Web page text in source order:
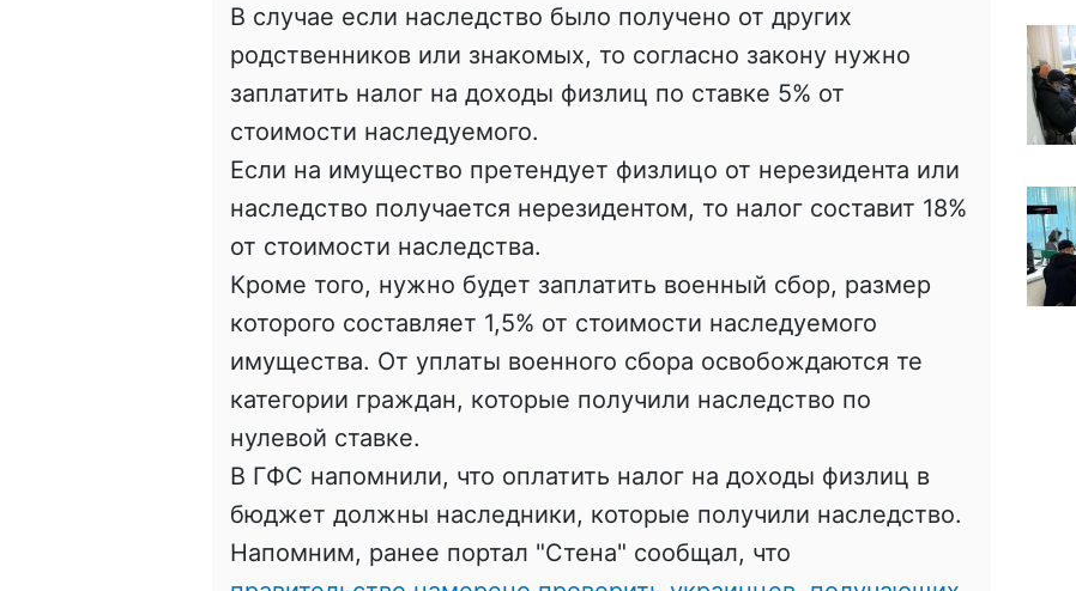
В случае если наследство было получено от других
родственников или знакомых, то согласно закону нужно
заплатить налог на доходы физлиц по ставке 5% от
стоимости наследуемого.
Если на имущество претендует физлицо от нерезидента или
наследство получается нерезидентом, то налог составит 18%
от стоимости наследства.
Кроме того, нужно будет заплатить военный сбор, размер
которого составляет 1,5% от стоимости наследуемого
имущества. От уплаты военного сбора освобождаются те
категории граждан, которые получили наследство по
нулевой ставке.
В ГФС напомнили, что оплатить налог на доходы физлиц в
бюджет должны наследники, которые получили наследство.
Напомним, ранее портал "Стена" сообщал, что